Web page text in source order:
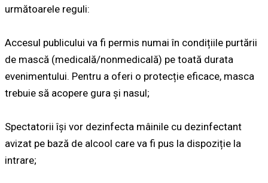
următoarele reguli:
Accesul publicului va fi permis numai în condițiile purtării
de mască (medicală/nonmedicală) pe toată durata
evenimentului. Pentru a oferi o protecție eficace, masca
trebuie să acopere gura și nasul;
Spectatorii își vor dezinfecta mâinile cu dezinfectant
avizat pe bază de alcool care va fi pus la dispoziție la
intrare;